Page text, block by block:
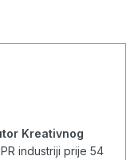
Kreativnog
industriji prije 54